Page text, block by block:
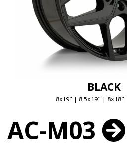
BLACK
8x19" | 8,5x19" | 8x18"
AC-M03